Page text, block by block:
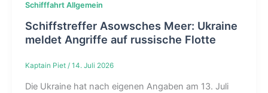
Schifffahrt Allgemein
Schiffstreffer Asowsches Meer: Ukraine
meldet Angriffe auf russische Flotte
Kaptain Piet / 14. Juli 2026
Die Ukraine hat nach eigenen Angaben am 13. Juli